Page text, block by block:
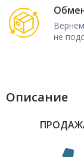
не
Описание